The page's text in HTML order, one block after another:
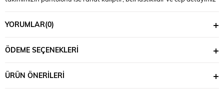
Manken Ölçüsü: Boy: 1.74, Kilo: 90, Göğüs:105, Bel:90, Basen:118
YORUMLAR(0)
ÖDEME SEÇENEKLERI
ÜRÜN ÖNERILERI